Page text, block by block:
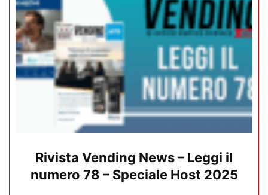
Rivista Vending News – Leggi il
numero 78 – Speciale Host 2025